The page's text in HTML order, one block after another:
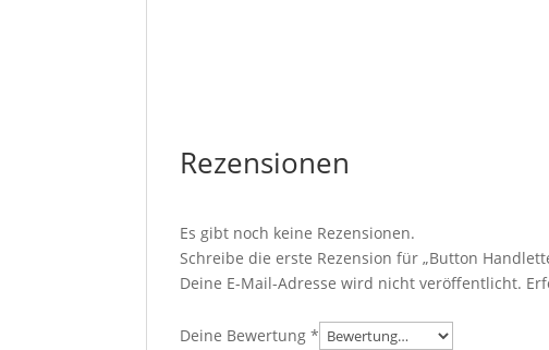
Rezensionen
Es gibt noch keine Rezensionen.
Schreibe die erste Rezension für „Button
Deine E-Mail-Adresse wird nicht veröffentlicht.
Deine Bewertung*